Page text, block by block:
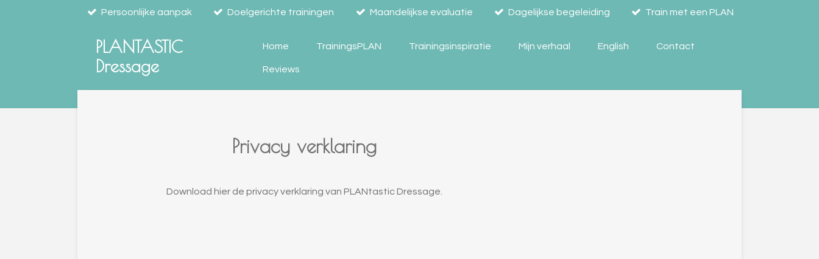
Persoonlijke aanpak Doelgerichte trainingen Maandelijkse evaluatie Dagelijkse begeleiding Train met een PLAN
PLANTASTIC
Dressage
Home TrainingsPLAN Trainingsinspiratie Mijn verhaal English Contact
Reviews
Privacy verklaring
Download hier de privacy verklaring van PLANtastic Dressage.